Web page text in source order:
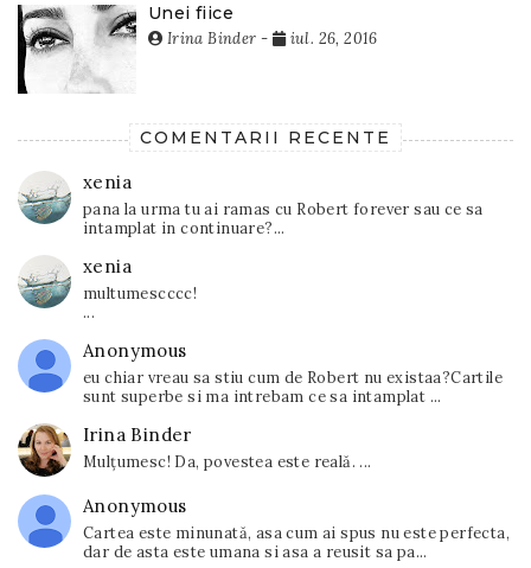
Unei fiice
Irina Binder - iul. 26, 2016
COMENTARII RECENTE
xenia
pana la urma tu ai ramas cu Robert forever sau ce sa
intamplat in continuare?...
xenia
multumescccc!
...
Anonymous
eu chiar vreau sa stiu cum de Robert nu existaa?Cartile
sunt superbe si ma intrebam ce sa intamplat ...
Irina Binder
Mulțumesc! Da, povestea este reală. ...
Anonymous
Cartea este minunată, asa cum ai spus nu este perfecta,
dar de asta este umana si asa a reusit sa pa...